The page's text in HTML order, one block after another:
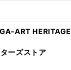
ART HERITAGE
ーズストア